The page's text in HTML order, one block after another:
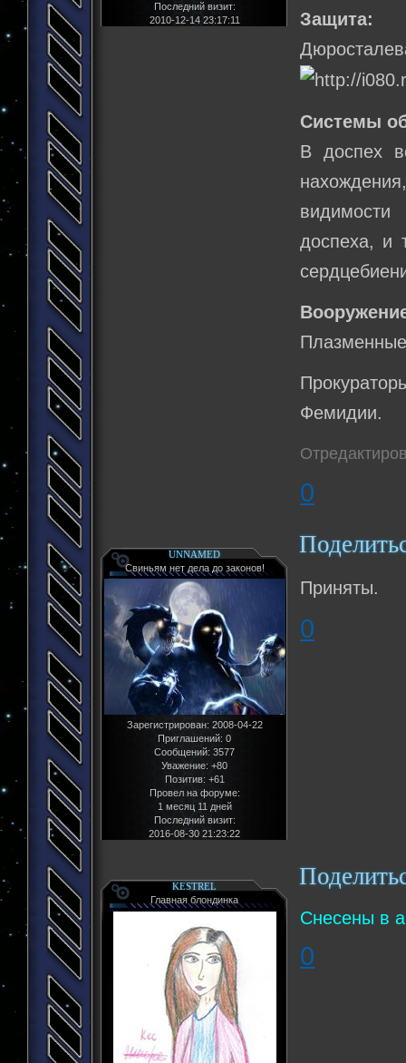
Последний визит:
2010-12-14 23:17:11
Защита:
Системы
В доспех
доспеха, и
Фемидии.
0
UNNAMED
Свиньям нет дела до законов!
Зарегистрирован: 2008-04-22
Приглашений: 0
Сообщений: 3577
Уважение: +80
Позитив: +61
Провел на форуме:
1 месяц 11 дней
Последний визит:
2016-08-30 21:23:22
Приняты.
0
KESTREL
Главная блондинка
Снесены в
0